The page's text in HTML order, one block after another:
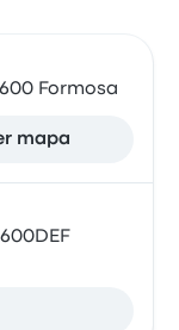
Formosa
mapa